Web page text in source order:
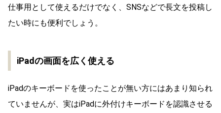
仕事用として使えるだけでなく、SNSなどで長文を投稿し
たい時にも便利でしょう。
iPadの画面を広く使える
iPadのキーボードを使ったことが無い方にはあまり知られ
ていませんが、実はiPadに外付けキーボードを認識させる